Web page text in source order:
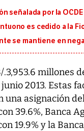
señalada por la
es cedido a la
se mantiene en
millones
2013. Estas
una asignación
39.6%, Banca
19.9% y la